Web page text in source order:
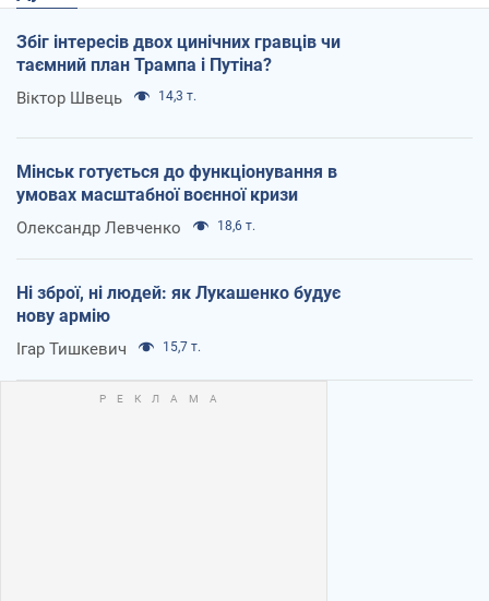
Збіг інтересів двох цинічних гравців чи
таємний план Трампа і Путіна?
Віктор Швець 14,3 т.
Мінськ готується до функціонування в
умовах масштабної воєнної кризи
Олександр Левченко 18,6 т.
Ні зброї, ні людей: як Лукашенко будує
нову армію
Ігар Тишкевич 15,7 т.